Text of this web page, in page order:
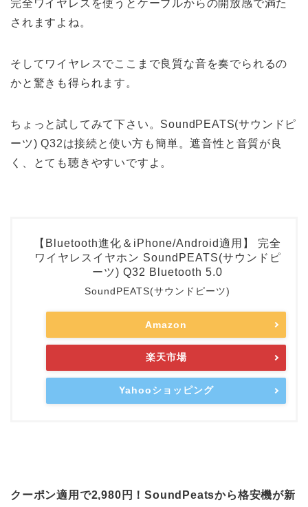
完全ワイヤレスを使うとケーブルからの開放感で満た
されますよね。
そしてワイヤレスでここまで良質な音を奏でられるの
かと驚きも得られます。
ちょっと試してみて下さい。SoundPEATS(サウンドピ
ーツ) Q32は接続と使い方も簡単。遮音性と音質が良
く、とても聴きやすいですよ。
【Bluetooth進化＆iPhone/Android適用】 完全
ワイヤレスイヤホン SoundPEATS(サウンドピ
ーツ) Q32 Bluetooth 5.0
SoundPEATS(サウンドピーツ)
Amazon
楽天市場
Yahooショッピング
クーポン適用で2,980円！SoundPeatsから格安機が新